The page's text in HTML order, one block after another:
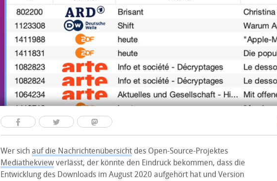
Wer sich auf die Nachrichtenübersichtdes Open-Source-Projektes
Mediathekviewverlässt, der könnte den Eindruck bekommen, dass die
Entwicklung des Downloads im August 2020 aufgehört hat und Version